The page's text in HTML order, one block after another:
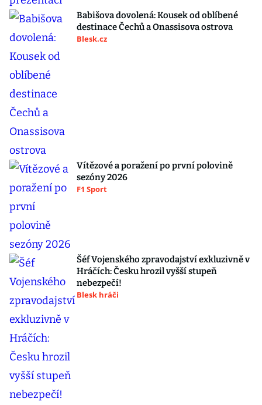
Babišova dovolená: Kousek od oblíbené
destinace Čechů a Onassisova ostrova
Blesk.cz
Vítězové a poražení po první polovině
sezóny 2026
F1 Sport
Šéf Vojenského zpravodajství exkluzivně v
Hráčích: Česku hrozil vyšší stupeň
nebezpečí!
Blesk hráči